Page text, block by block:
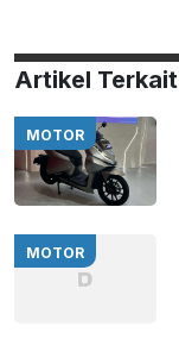
Artikel Terkait
MOTOR
MOTOR